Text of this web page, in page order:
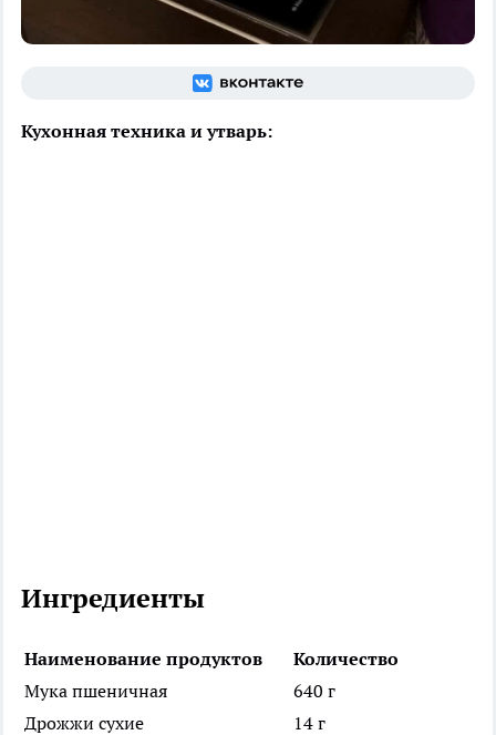
Кухонная техника и утварь:
Ингредиенты
Наименование продуктов
Количество
Мука пшеничная
640 г
Дрожжи сухие
14 г